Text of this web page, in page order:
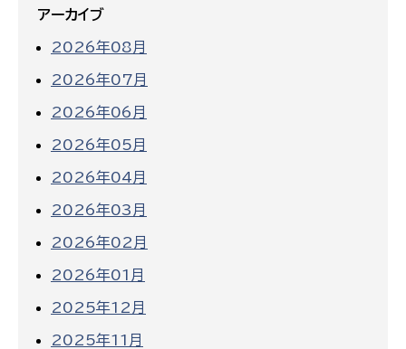
アーカイブ
2026年08月
2026年07月
2026年06月
2026年05月
2026年04月
2026年03月
2026年02月
2026年01月
2025年12月
2025年11月